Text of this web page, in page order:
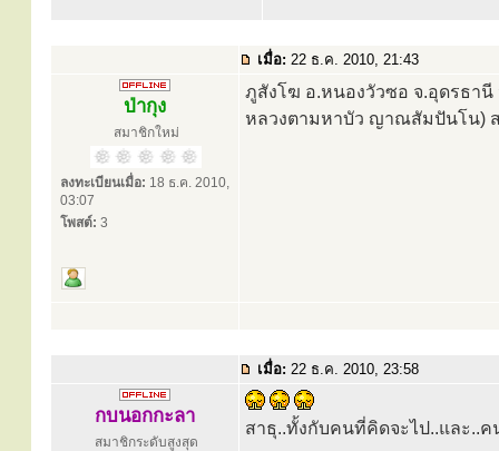
เมื่อ: 22 ธ.ค. 2010, 21:43
ป่ากุง
สมาชิกใหม่
ลงทะเบียนเมื่อ: 18 ธ.ค. 2010,
03:07
โพสต์: 3
ภูสังโฆ อ.หนองวัวซอ จ.อุดรธา
หลวงตามหาบัว ญาณสัมปันโน)
เมื่อ: 22 ธ.ค. 2010, 23:58
กบนอกกะลา
สมาชิกระดับสูงสุด
สาธุ..ทั้งกับคนที่คิดจะไป..และ..